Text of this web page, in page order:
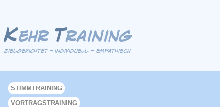
Kehr Training
zielgerichtet - individuell - empathisch
STIMMTRAINING
VORTRAGSTRAINING